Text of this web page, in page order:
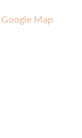
Google Map